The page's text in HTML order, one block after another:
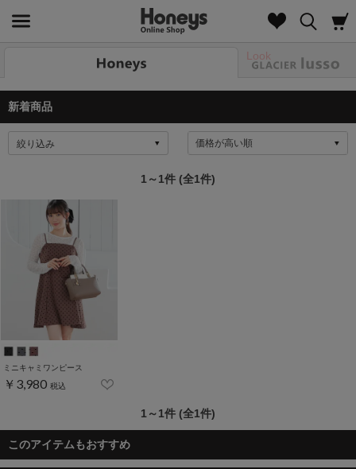
Look
新着商品
絞り込み
1～1件 (全1件)
ミニキャミワンピース
￥3,980 税込
1～1件 (全1件)
このアイテムもおすすめ